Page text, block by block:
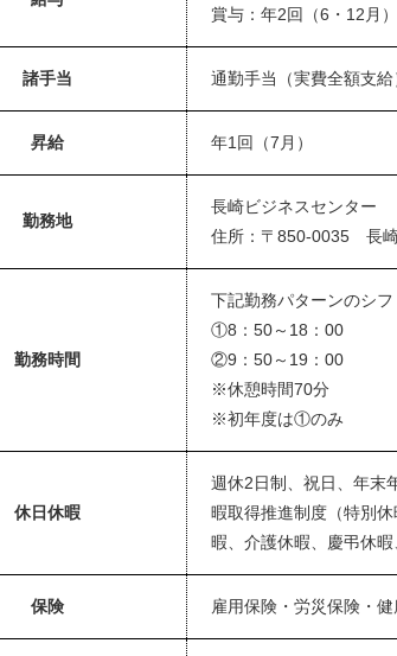
賞与：年2回（6・12月）
諸手当 通勤手当（実費全額支
昇給 年1回（7月）
勤務地
長崎ビジネスセンター
住所：〒850-0035 長
勤務時間
下記勤務パターンのシフ
①8：50～18：00
②9：50～19：00
※休憩時間70分
※初年度は①のみ
休日休暇
週休2日制、祝日、年末
暇取得推進制度（特別
暇、介護休暇、慶弔休
保険 雇用保険・労災保険・